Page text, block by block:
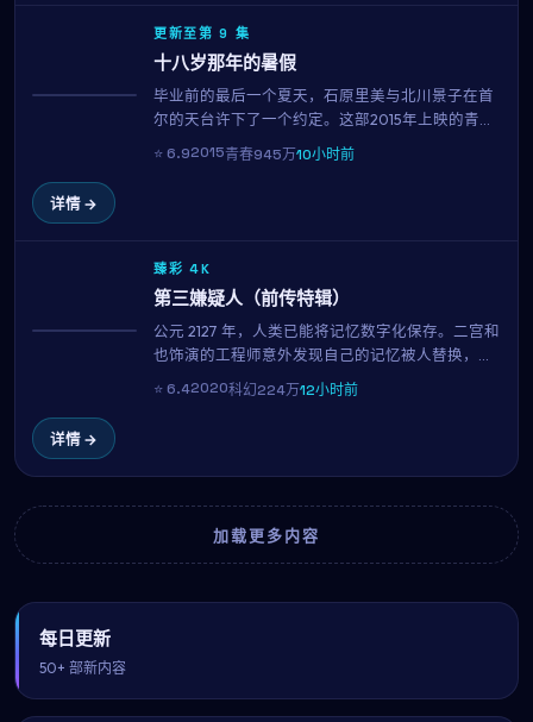
更新至第 9 集
十八岁那年的暑假
毕业前的最后一个夏天，石原里美与北川景子在首
尔的天台许下了一个约定。这部2015年上映的青春
佳作集结了石原里美、北川景子、金高银、菅田将
晖等当红演员，用112分钟的篇幅记录下属于十八岁
⭐6.92015青春945万10小时前
详情 →
臻彩 4K
第三嫌疑人（前传特辑）
公元 2127 年，人类已能将记忆数字化保存。二宫和
也饰演的工程师意外发现自己的记忆被人替换，为
了找回真相，他与南柱赫一同潜入禁区数据库。园
子温用扎实的世界观与一流的视觉特效，构筑了一
⭐6.42020科幻224万12小时前
详情 →
加载更多内容
每日更新
50+ 部新内容